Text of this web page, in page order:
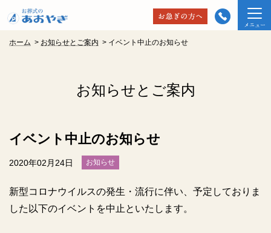
ホーム > お知らせとご案内 > イベント中止のお知らせ
お知らせとご案内
イベント中止のお知らせ
2020年02月24日 お知らせ
新型コロナウイルスの発生・流行に伴い、予定しておりま
した以下のイベントを中止といたします。